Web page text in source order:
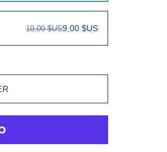
10,00 $US9,00 $US